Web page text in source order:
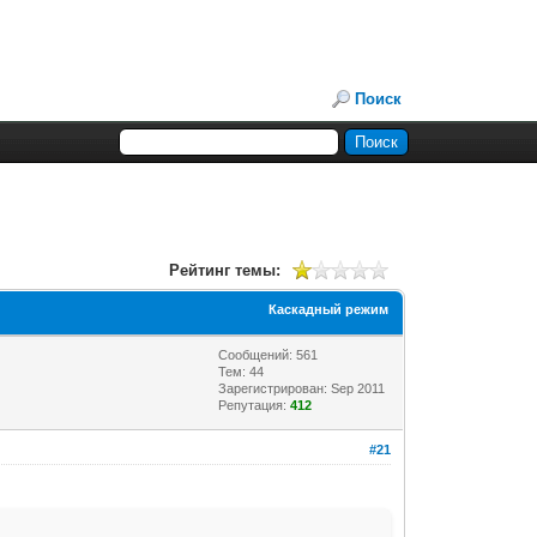
Поиск
Рейтинг темы:
Каскадный режим
Сообщений: 561
Тем: 44
Зарегистрирован: Sep 2011
Репутация:412
#21